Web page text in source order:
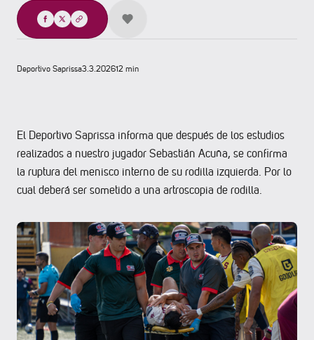
Compartir
Deportivo Saprissa3.3.202612 min
El Deportivo Saprissa informa que después de los estudios
realizados a nuestro jugador Sebastián Acuña, se confirma
la ruptura del menisco interno de su rodilla izquierda. Por lo
cual deberá ser sometido a una artroscopia de rodilla.